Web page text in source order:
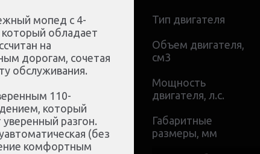
мопед с 4-
обладает
на
дорогам, сочетая
обслуживания.
110-
который
уверенный разгон.
(без
комфортным
Тип двигателя
Объем двигателя,
см3
Мощность
двигателя, л.с.
Габаритные
размеры, мм